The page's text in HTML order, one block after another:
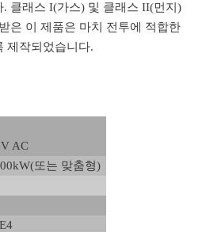
클래스 I(가스) 및 클래스 II(먼지)
은 이 제품은 마치 전투에 적합한
제작되었습니다.
AC
또는 맞춤형)